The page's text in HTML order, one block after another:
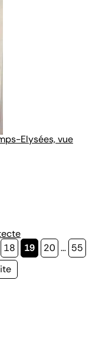
Elysées, vue
Page
18
Page
19 Page
20 … Page
55